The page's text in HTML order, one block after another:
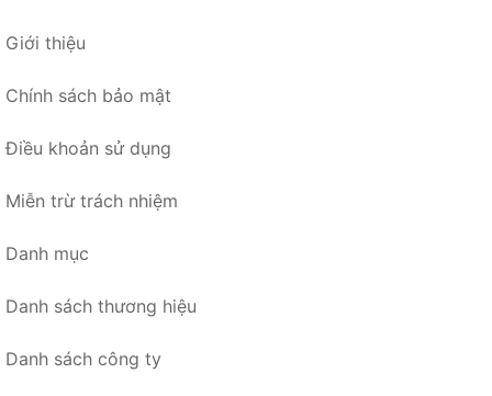
Giới thiệu
Chính sách bảo mật
Điều khoản sử dụng
Miễn trừ trách nhiệm
Danh mục
Danh sách thương hiệu
Danh sách công ty